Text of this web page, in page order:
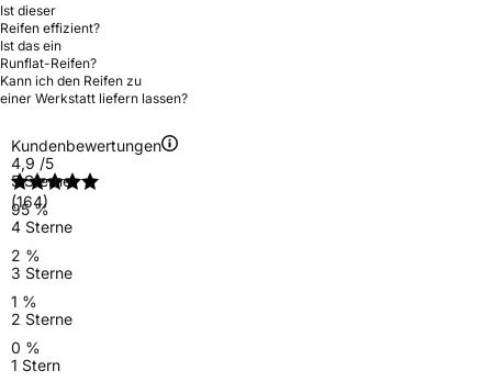
Ist dieser
Reifen effizient?
Ist das ein
Runflat-Reifen?
Kann ich den Reifen zu
einer Werkstatt liefern lassen?
Kundenbewertungen
4,9 /5
(164)
5 Sterne
95 %
4 Sterne
2 %
3 Sterne
1 %
2 Sterne
0 %
1 Stern